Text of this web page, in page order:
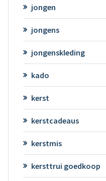
jongen
jongens
jongenskleding
kado
kerst
kerstcadeaus
kerstmis
kersttrui goedkoop